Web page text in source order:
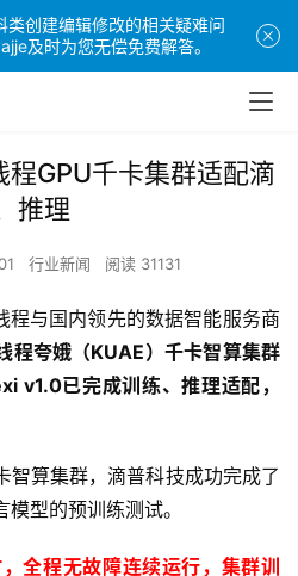
GPU千卡集群适配滴
推理
行业新闻 阅读 31131
与国内领先的数据智能服务商
程夸娥（KUAE）千卡智算集群
v1.0已完成训练、推理适配，
智算集群，滴普科技成功完成了
型的预训练测试。
全程无故障连续运行，集群训
类创建编辑修改的相关疑难问
及时为您无偿免费解答。